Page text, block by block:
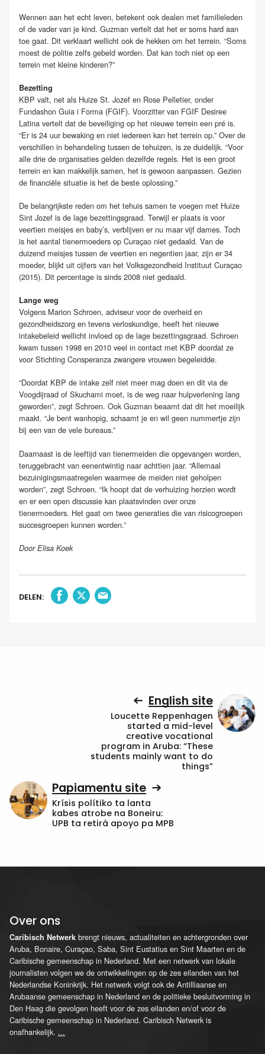
Wennen aan het echt leven, betekent ook dealen met familieleden
of de vader van je kind. Guzman vertelt dat het er soms hard aan
toe gaat. Dit verklaart wellicht ook de hekken om het terrein. “Soms
moest de politie zelfs gebeld worden. Dat kan toch niet op een
terrein met kleine kinderen?”
Bezetting
KBP valt, net als Huize St. Jozef en Rose Pelletier, onder
Fundashon Guia i Forma (FGIF). Voorzitter van FGIF Desiree
Latina vertelt dat de beveiliging op het nieuwe terrein een pré is.
“Er is 24 uur bewaking en niet iedereen kan het terrein op.” Over de
verschillen in behandeling tussen de tehuizen, is ze duidelijk. “Voor
alle drie de organisaties gelden dezelfde regels. Het is een groot
terrein en kan makkelijk samen, het is gewoon aanpassen. Gezien
de financiële situatie is het de beste oplossing.”
De belangrijkste reden om het tehuis samen te voegen met Huize
Sint Jozef is de lage bezettingsgraad. Terwijl er plaats is voor
veertien meisjes en baby’s, verblijven er nu maar vijf dames. Toch
is het aantal tienermoeders op Curaçao niet gedaald. Van de
duizend meisjes tussen de veertien en negentien jaar, zijn er 34
moeder, blijkt uit cijfers van het Volksgezondheid Instituut Curaçao
(2015). Dit percentage is sinds 2008 niet gedaald.
Lange weg
Volgens Marion Schroen, adviseur voor de overheid en
gezondheidszorg en tevens verloskundige, heeft het nieuwe
intakebeleid wellicht invloed op de lage bezettingsgraad. Schroen
kwam tussen 1998 en 2010 veel in contact met KBP doordat ze
voor Stichting Consperanza zwangere vrouwen begeleidde.
“Doordat KBP de intake zelf niet meer mag doen en dit via de
Voogdijraad of Skuchami moet, is de weg naar hulpverlening lang
geworden”, zegt Schroen. Ook Guzman beaamt dat dit het moeilijk
maakt. “Je bent wanhopig, schaamt je en wil geen nummertje zijn
bij een van de vele bureaus.”
Daarnaast is de leeftijd van tienermeiden die opgevangen worden,
teruggebracht van eenentwintig naar achttien jaar. “Allemaal
bezuinigingsmaatregelen waarmee de meiden niet geholpen
worden”, zegt Schroen. “Ik hoopt dat de verhuizing herzien wordt
en er een open discussie kan plaatsvinden over onze
tienermoeders. Het gaat om twee generaties die van risicogroepen
succesgroepen kunnen worden.”
Door Elisa Koek
DELEN:
English site
Loucette Reppenhagen
started a mid-level
creative vocational
program in Aruba: “These
students mainly want to do
things”
Papiamentu site
Krísis polítiko ta lanta
kabes atrobe na Boneiru:
UPB ta retirá apoyo pa MPB
Over ons
Caribisch Netwerk brengt nieuws, actualiteiten en achtergronden over
Aruba, Bonaire, Curaçao, Saba, Sint Eustatius en Sint Maarten en de
Caribische gemeenschap in Nederland. Met een netwerk van lokale
journalisten volgen we de ontwikkelingen op de zes eilanden van het
Nederlandse Koninkrijk. Het netwerk volgt ook de Antilliaanse en
Arubaanse gemeenschap in Nederland en de politieke besluitvorming in
Den Haag die gevolgen heeft voor de zes eilanden en/of voor de
Caribische gemeenschap in Nederland. Caribisch Netwerk is
onafhankelijk. ...